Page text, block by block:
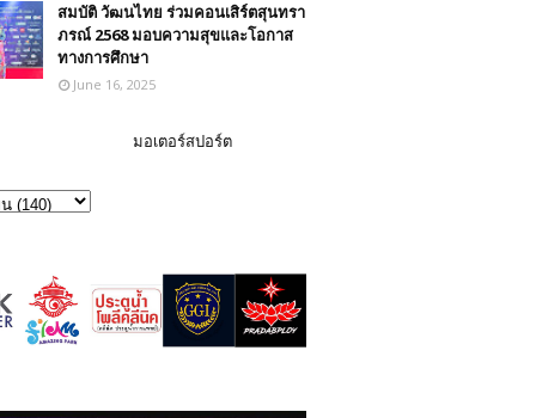
สมบัติ วัฒนไทย ร่วมคอนเสิร์ตสุนทรา
ภรณ์ 2568 มอบความสุขและโอกาส
ทางการศึกษา
June 16, 2025
มอเตอร์สปอร์ต